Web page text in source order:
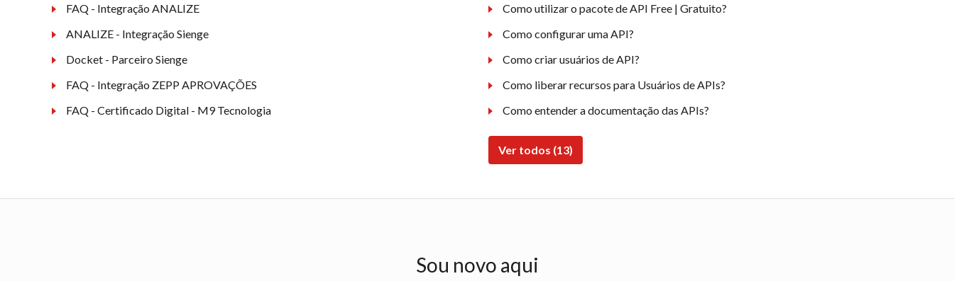
FAQ - Integração ANALIZE
ANALIZE - Integração Sienge
Docket - Parceiro Sienge
FAQ - Integração ZEPP APROVAÇÕES
FAQ - Certificado Digital - M9 Tecnologia
Como utilizar o pacote de API Free | Gratuito?
Como configurar uma API?
Como criar usuários de API?
Como liberar recursos para Usuários de APIs?
Como entender a documentação das APIs?
Ver todos (13)
Sou novo aqui